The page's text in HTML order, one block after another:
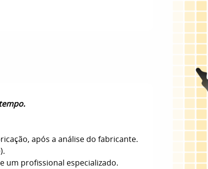
após a análise do fabricante.
um profissional especializado.